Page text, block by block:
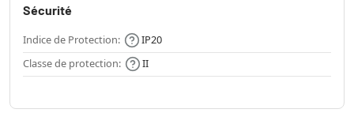
Sécurité
Indice de Protection:
IP20
Classe de protection:
II